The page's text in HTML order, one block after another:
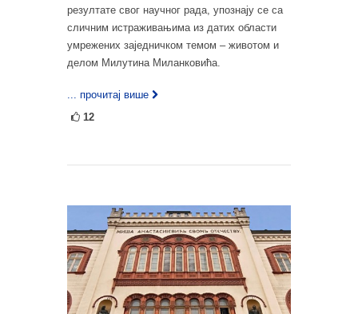
резултате свог научног рада, упознају се са
сличним истраживањима из датих области
умрежених заједничком темом – животом и
делом Милутина Миланковића.
... прочитај више
12